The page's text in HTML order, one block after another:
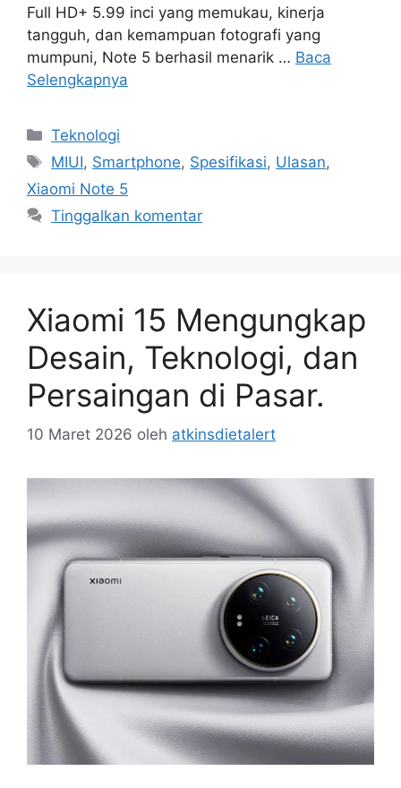
Full HD+ 5.99 inci yang memukau, kinerja
tangguh, dan kemampuan fotografi yang
mumpuni, Note 5 berhasil menarik … Baca
Selengkapnya
Kategori
Teknologi
Tag
MIUI, Smartphone, Spesifikasi, Ulasan,
Xiaomi Note 5
Tinggalkan komentar
Xiaomi 15 Mengungkap
Desain, Teknologi, dan
Persaingan di Pasar.
10 Maret 2026 oleh atkinsdietalert